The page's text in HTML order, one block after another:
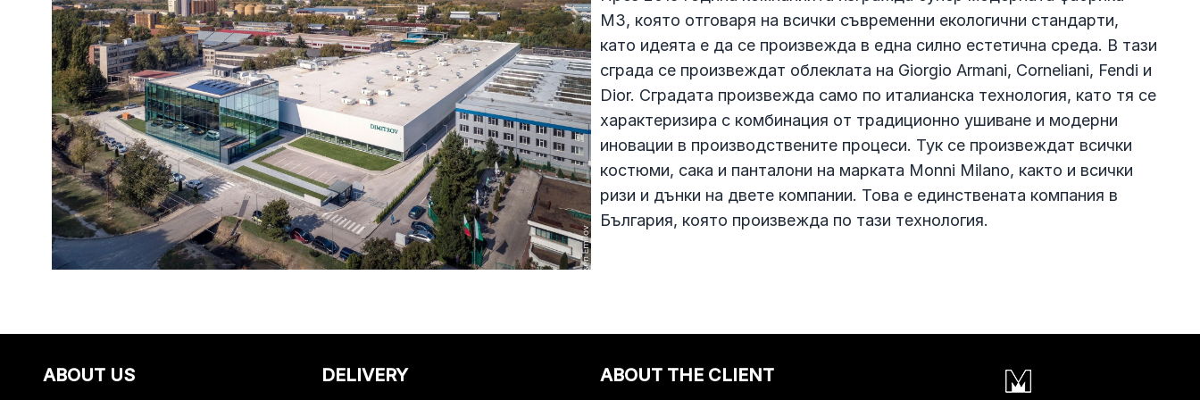
М3, която отговаря на всички съвременни екологични стандарти,
като идеята е да се произвежда в една силно естетична среда. В тази
сграда се произвеждат облеклата на Giorgio Armani, Corneliani, Fendi и
Dior. Сградата произвежда само по италианска технология, като тя се
характеризира с комбинация от традиционно ушиване и модерни
иновации в производствените процеси. Тук се произвеждат всички
костюми, сака и панталони на марката Monni Milano, както и всички
ризи и дънки на двете компании. Това е единствената компания в
България, която произвежда по тази технология.
ABOUT US DELIVERY ABOUT THE CLIENT